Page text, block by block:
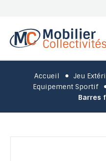
Accueil
Jeu
Equipement Sportif
Barres